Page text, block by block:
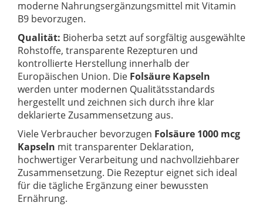
moderne Nahrungsergänzungsmittel mit Vitamin
B9 bevorzugen.
Qualität: Bioherba setzt auf sorgfältig ausgewählte
Rohstoffe, transparente Rezepturen und
kontrollierte Herstellung innerhalb der
Europäischen Union. Die Folsäure Kapseln
werden unter modernen Qualitätsstandards
hergestellt und zeichnen sich durch ihre klar
deklarierte Zusammensetzung aus.
Viele Verbraucher bevorzugen Folsäure 1000 mcg
Kapseln mit transparenter Deklaration,
hochwertiger Verarbeitung und nachvollziehbarer
Zusammensetzung. Die Rezeptur eignet sich ideal
für die tägliche Ergänzung einer bewussten
Ernährung.